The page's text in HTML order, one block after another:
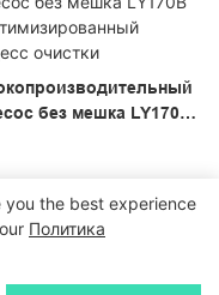
без мешка LY170B
you the best experience
Политика